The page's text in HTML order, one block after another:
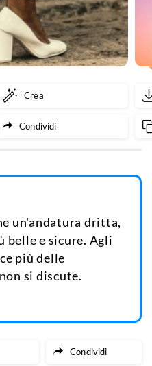
Crea
Condividi
un'andatura dritta,
belle e sicure. Agli
più delle
si discute.
Condividi